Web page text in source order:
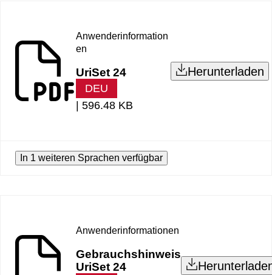
Anwenderinformation
en
UriSet 24
DEU
596.48 KB
Herunterladen
In 1 weiteren Sprachen verfügbar
Anwenderinformationen
Gebrauchshinweis
UriSet 24